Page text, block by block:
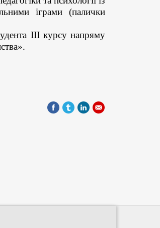
іграми (палички
ІІІ курсу напряму